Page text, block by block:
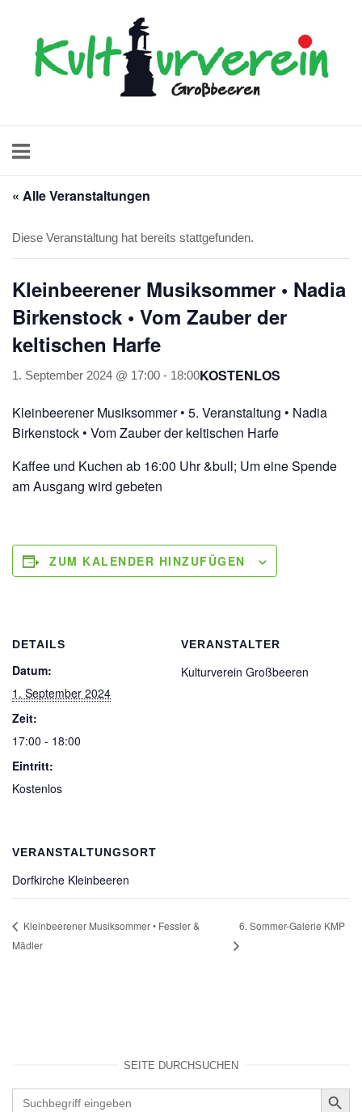
content
« Alle Veranstaltungen
Diese Veranstaltung hat bereits stattgefunden.
Kleinbeerener Musiksommer • Nadia
Birkenstock • Vom Zauber der
keltischen Harfe
1. September 2024 @ 17:00 - 18:00KOSTENLOS
Kleinbeerener Musiksommer • 5. Veranstaltung • Nadia
Birkenstock • Vom Zauber der keltischen Harfe
Kaffee und Kuchen ab 16:00 Uhr &bull; Um eine Spende
am Ausgang wird gebeten
ZUM KALENDER HINZUFÜGEN
DETAILS
Datum:
1. September 2024
Zeit:
17:00 - 18:00
Eintritt:
Kostenlos
VERANSTALTER
Kulturverein Großbeeren
VERANSTALTUNGSORT
Dorfkirche Kleinbeeren
Kleinbeerener Musiksommer • Fessler &
Mädler
6. Sommer-Galerie KMP
SEITE DURCHSUCHEN
Search
for:
SEARCH